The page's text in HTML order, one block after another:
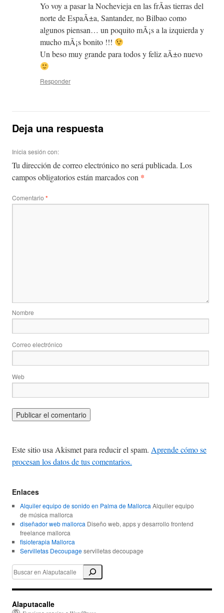
Yo voy a pasar la Nochevieja en las frÃ­as tierras del
norte de EspaÃ±a, Santander, no Bilbao como
algunos piensan… un poquito mÃ¡s a la izquierda y
mucho mÃ¡s bonito !!!
Un beso muy grande para todos y feliz aÃ±o nuevo
Responder
Deja una respuesta
Inicia sesión con:
Tu dirección de correo electrónico no será publicada. Los
campos obligatorios están marcados con *
Comentario *
Nombre
Correo electrónico
Web
Este sitio usa Akismet para reducir el spam. Aprende cómo se
procesan los datos de tus comentarios.
Enlaces
Alquiler equipo de sonido en Palma de Mallorca Alquiler equipo
de música mallorca
diseñador web mallorca Diseño web, apps y desarrollo frontend
freelance mallorca
fisioterapia Mallorca
Servilletas Decoupageservilletas decoupage
Alaputacalle